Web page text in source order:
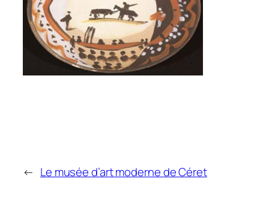
← Le musée d’art moderne de Céret